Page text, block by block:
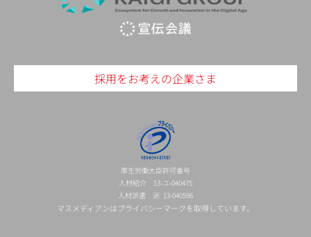
採用をお考えの企業さま
厚生労働大臣許可番号
人材紹介 13-ユ-040475
人材派遣 派 13-040596
マスメディアンはプライバシーマークを取得しています。